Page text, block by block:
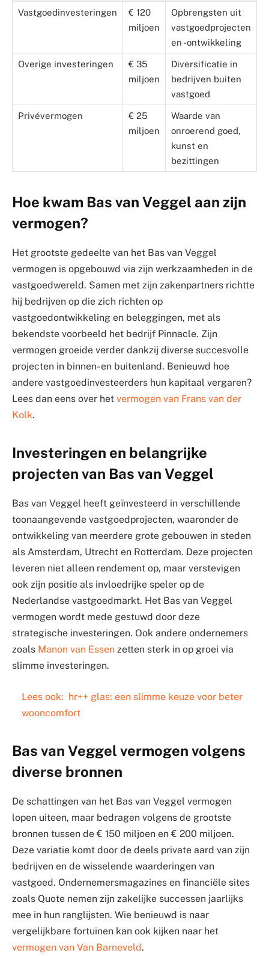
Vastgoedinvesteringen
€ 120
miljoen
Opbrengsten uit
vastgoedprojecten
en -ontwikkeling
Overige investeringen
€ 35
miljoen
Diversificatie in
bedrijven buiten
vastgoed
Privévermogen
€ 25
miljoen
Waarde van
onroerend goed,
kunst en
bezittingen
Hoe kwam Bas van Veggel aan zijn
vermogen?
Het grootste gedeelte van het Bas van Veggel
vermogen is opgebouwd via zijn werkzaamheden in de
vastgoedwereld. Samen met zijn zakenpartners richtte
hij bedrijven op die zich richten op
vastgoedontwikkeling en beleggingen, met als
bekendste voorbeeld het bedrijf Pinnacle. Zijn
vermogen groeide verder dankzij diverse succesvolle
projecten in binnen- en buitenland. Benieuwd hoe
andere vastgoedinvesteerders hun kapitaal vergaren?
Lees dan eens over het vermogen van Frans van der
Kolk.
Investeringen en belangrijke
projecten van Bas van Veggel
Bas van Veggel heeft geïnvesteerd in verschillende
toonaangevende vastgoedprojecten, waaronder de
ontwikkeling van meerdere grote gebouwen in steden
als Amsterdam, Utrecht en Rotterdam. Deze projecten
leveren niet alleen rendement op, maar verstevigen
ook zijn positie als invloedrijke speler op de
Nederlandse vastgoedmarkt. Het Bas van Veggel
vermogen wordt mede gestuwd door deze
strategische investeringen. Ook andere ondernemers
zoals Manon van Essen zetten sterk in op groei via
slimme investeringen.
Lees ook: hr++ glas: een slimme keuze voor beter
wooncomfort
Bas van Veggel vermogen volgens
diverse bronnen
De schattingen van het Bas van Veggel vermogen
lopen uiteen, maar bedragen volgens de grootste
bronnen tussen de € 150 miljoen en € 200 miljoen.
Deze variatie komt door de deels private aard van zijn
bedrijven en de wisselende waarderingen van
vastgoed. Ondernemersmagazines en financiële sites
zoals Quote nemen zijn zakelijke successen jaarlijks
mee in hun ranglijsten. Wie benieuwd is naar
vergelijkbare fortuinen kan ook kijken naar het
vermogen van Van Barneveld.